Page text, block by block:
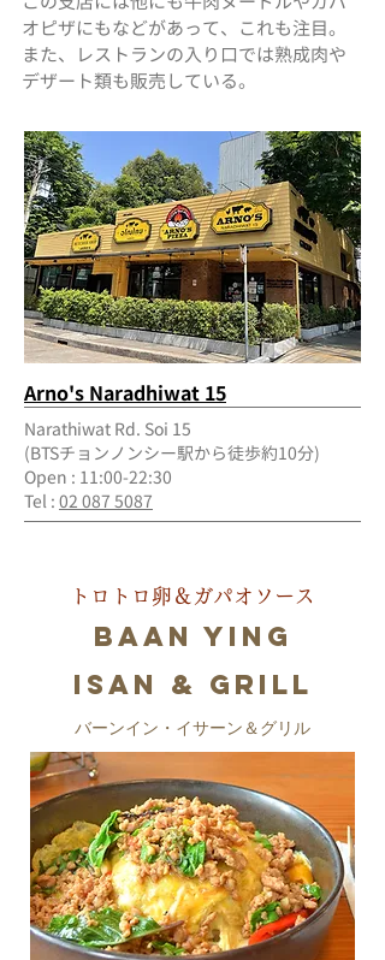
オピザにもなどがあって、これも注目。
また、レストランの入り口では熟成肉や
デザート類も販売している。
Arno's Naradhiwat 15
Narathiwat Rd. Soi 15
(BTSチョンノンシー駅から徒歩約10分)
Open : 11:00-22:30
Tel : 02 087 5087
トロトロ卵＆ガパオソース
Baan Ying
Isan & Grill
バーンイン・イサーン＆グリル